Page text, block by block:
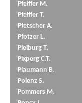
Pfeiffer M.
Pfeiffer T.
Pfetscher A.
Pfotzer L.
Pielburg T.
Pixperg C.T.
Plaumann B.
Polenz S.
Pommers M.